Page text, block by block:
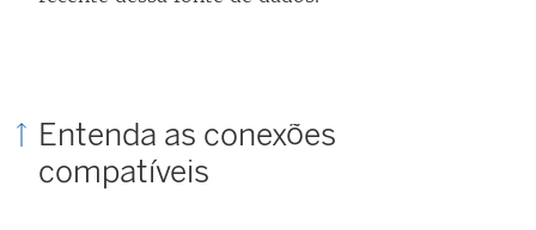
Entenda as conexões
compatíveis